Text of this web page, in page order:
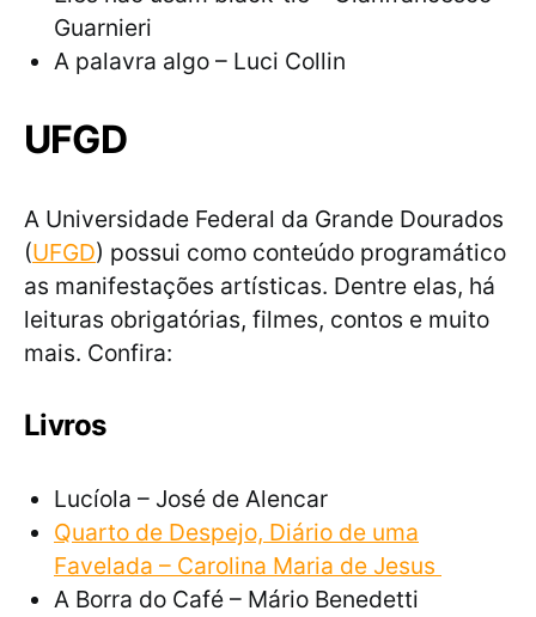
Guarnieri
A palavra algo – Luci Collin
UFGD
A Universidade Federal da Grande Dourados
(UFGD) possui como conteúdo programático
as manifestações artísticas. Dentre elas, há
leituras obrigatórias, filmes, contos e muito
mais. Confira:
Livros
Lucíola – José de Alencar
Quarto de Despejo, Diário de uma
Favelada – Carolina Maria de Jesus
A Borra do Café – Mário Benedetti